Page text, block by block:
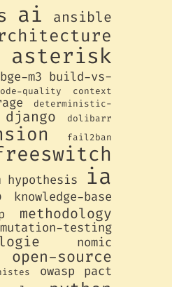
ai ansible
asterisk
bge-m3 build-vs-
quality
context
deterministic-
django dolibarr
fail2ban
hypothesis ia
knowledge-base
methodology
mutation-testing
nomic
open-source
owasp
pact